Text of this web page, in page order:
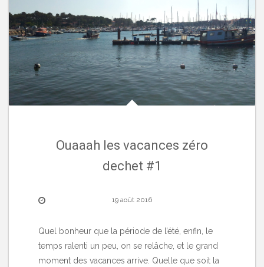
Ouaaah les vacances zéro
dechet #1
19 août 2016
Quel bonheur que la période de l’été, enfin, le
temps ralenti un peu, on se relâche, et le grand
moment des vacances arrive. Quelle que soit la